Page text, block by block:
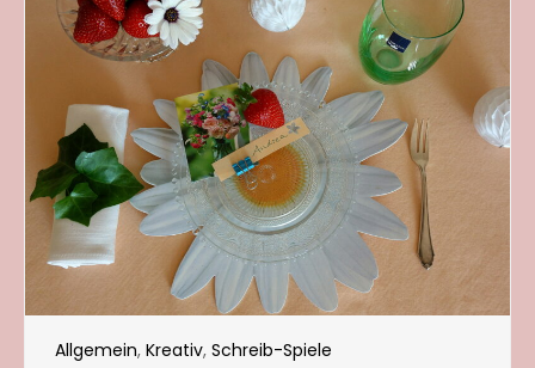
Allgemein, Kreativ, Schreib-Spiele